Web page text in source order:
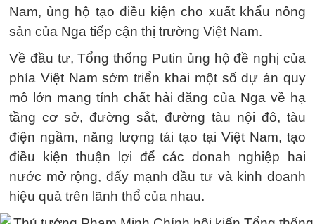
Nam, ủng hộ tạo điều kiện cho xuất khẩu nông
sản của Nga tiếp cận thị trường Việt Nam.
Về đầu tư, Tổng thống Putin ủng hộ đề nghị của
phía Việt Nam sớm triển khai một số dự án quy
mô lớn mang tính chất hải đăng của Nga về hạ
tầng cơ sở, đường sắt, đường tàu nội đô, tàu
điện ngầm, năng lượng tái tạo tại Việt Nam, tạo
điều kiện thuận lợi để các donah nghiệp hai
nước mở rộng, đẩy mạnh đầu tư và kinh doanh
hiệu quả trên lãnh thổ của nhau.